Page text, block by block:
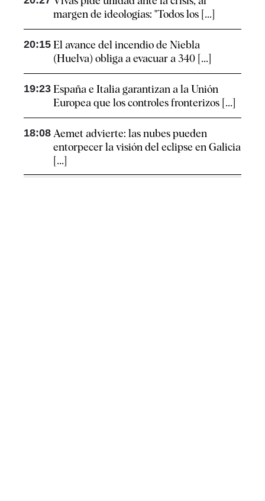
margen de ideologías: "Todos los [...]
20:15 El avance del incendio de Niebla
(Huelva) obliga a evacuar a 340 [...]
19:23 España e Italia garantizan a la Unión
Europea que los controles fronterizos [...]
18:08 Aemet advierte: las nubes pueden
entorpecer la visión del eclipse en Galicia
[...]